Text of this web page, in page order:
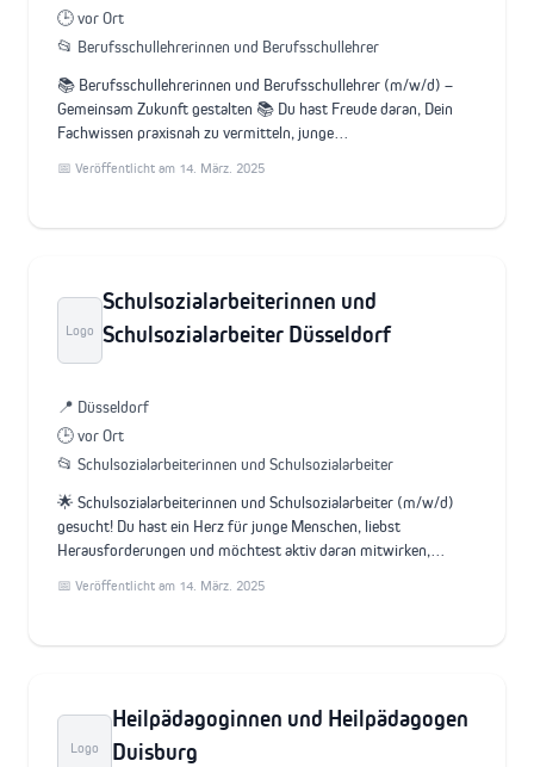
🕒 vor Ort
📂 Berufsschullehrerinnen und Berufsschullehrer
📚 Berufsschullehrerinnen und Berufsschullehrer (m/w/d) –
Gemeinsam Zukunft gestalten 📚 Du hast Freude daran, Dein
Fachwissen praxisnah zu vermitteln, junge…
📅 Veröffentlicht am 14. März. 2025
Logo
Schulsozialarbeiterinnen und
Schulsozialarbeiter Düsseldorf
📍 Düsseldorf
🕒 vor Ort
📂 Schulsozialarbeiterinnen und Schulsozialarbeiter
🌟 Schulsozialarbeiterinnen und Schulsozialarbeiter (m/w/d)
gesucht! Du hast ein Herz für junge Menschen, liebst
Herausforderungen und möchtest aktiv daran mitwirken,…
📅 Veröffentlicht am 14. März. 2025
Logo
Heilpädagoginnen und Heilpädagogen
Duisburg